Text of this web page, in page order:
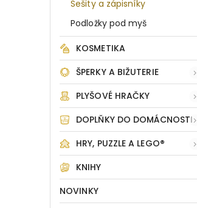
Sešity a zápisníky
Podložky pod myš
KOSMETIKA
ŠPERKY A BIŽUTERIE
PLYŠOVÉ HRAČKY
DOPLŇKY DO DOMÁCNOSTI
HRY, PUZZLE A LEGO®
KNIHY
NOVINKY